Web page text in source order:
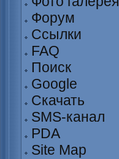
Форум
Ссылки
FAQ
Поиск
Google
Скачать
SMS-канал
PDA
Site Map